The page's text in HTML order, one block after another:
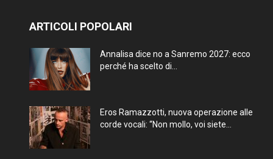
ARTICOLI POPOLARI
Annalisa dice no a Sanremo 2027: ecco
perché ha scelto di...
Eros Ramazzotti, nuova operazione alle
corde vocali: “Non mollo, voi siete...